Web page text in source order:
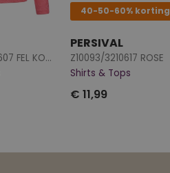
W20140/3310607 FEL KORAAL
40-50-60% korting
PERSIVAL
Z10093/3210617 ROSE
Shirts & Tops
€ 11,99